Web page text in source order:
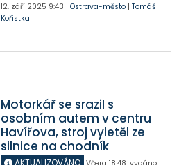
12. září 2025 9:43 | Ostrava-město| Tomáš
Kořistka
Motorkář se srazil s
osobním autem v centru
Havířova, stroj vyletěl ze
silnice na chodník
AKTUALIZOVÁNO